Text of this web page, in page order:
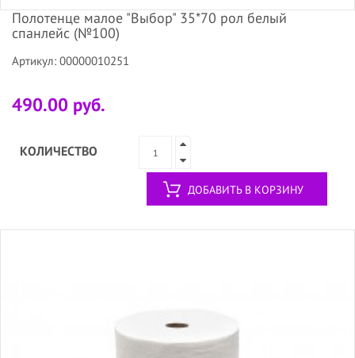
Полотенце малое "Выбор" 35*70 рол белый
спанлейс (№100)
Артикул: 00000010251
490.00 руб.
КОЛИЧЕСТВО
ДОБАВИТЬ В КОРЗИНУ